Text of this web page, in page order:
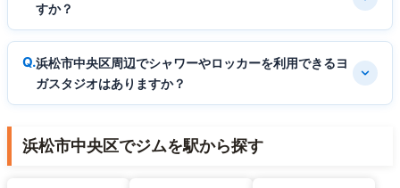
すか？
浜松市中央区周辺でシャワーやロッカーを利用できるヨ
ガスタジオはありますか？
浜松市中央区でジムを駅から探す